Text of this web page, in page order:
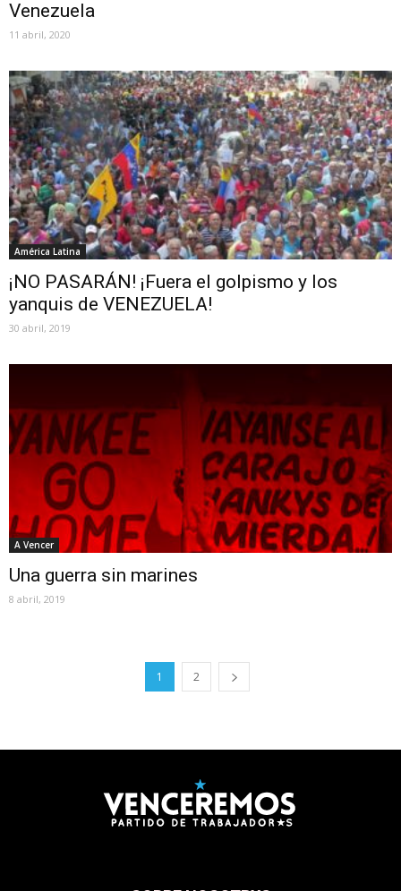
Venezuela
11 abril, 2020
América Latina
¡NO PASARÁN! ¡Fuera el golpismo y los
yanquis de VENEZUELA!
30 abril, 2019
A Vencer
Una guerra sin marines
8 abril, 2019
1 2